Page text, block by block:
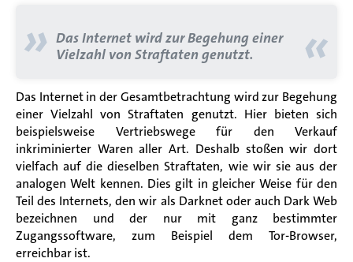
» Das Internet wird zur Begehung einer
Vielzahl von Straftaten genutzt.
«
Das Internet in der Gesamtbetrachtung wird zur Begehung
einer Vielzahl von Straftaten genutzt. Hier bieten sich
beispielsweise Vertriebswege für den Verkauf
inkriminierter Waren aller Art. Deshalb stoßen wir dort
vielfach auf die dieselben Straftaten, wie wir sie aus der
analogen Welt kennen. Dies gilt in gleicher Weise für den
Teil des Internets, den wir als Darknet oder auch Dark Web
bezeichnen und der nur mit ganz bestimmter
Zugangssoftware, zum Beispiel dem Tor-Browser,
erreichbar ist.